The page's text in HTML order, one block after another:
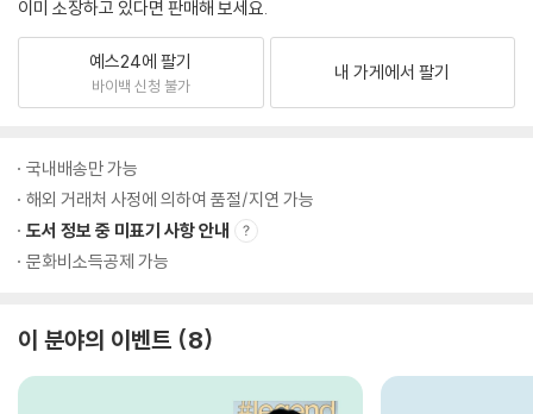
이미 소장하고 있다면 판매해 보세요.
예스24에 팔기
바이백 신청 불가
내 가게에서 팔기
국내배송만 가능
해외 거래처 사정에 의하여 품절/지연 가능
도서 정보 중 미표기 사항 안내
문화비소득공제 가능
이 분야의 이벤트 8